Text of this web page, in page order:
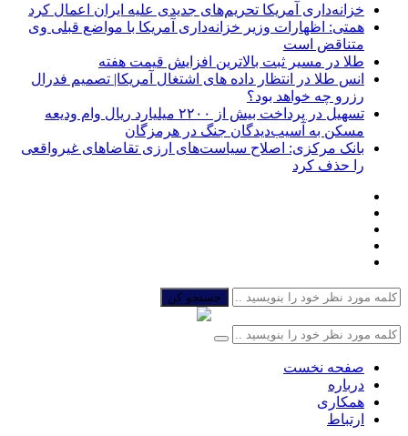
خزانه‌داری آمریکا تحریم‌های جدیدی علیه ایران اعمال کرد
همتی: اظهارات وزیر خزانه‌داری آمریکا با مواضع قبلی وی
متناقض است
طلا در مسیر ثبت بالاترین افزایش قیمت هفته
انس طلا در انتظار داده های اشتغال آمریکا| تصمیم فدرال
رزرو چه خواهد بود؟
تسهیل در پرداخت بیش از ۲۲۰۰ میلیارد ریال وام ودیعه
مسکن به آسیب‌دیدگان جنگ در هرمزگان
بانک مرکزی: اصلاح سیاست‌های ارزی تقاضاهای غیرواقعی
را حذف کرد
جستجو کن
صفحه نخست
درباره
همکاری
ارتباط